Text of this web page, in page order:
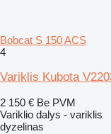
Bobcat S 150 ACS
4
Variklis Kubota
2 150 € Be PVM
Variklio dalys - variklis
dyzelinas